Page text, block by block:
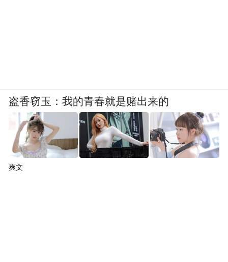
盗香窃玉：我的青春就是赌出来的
爽文